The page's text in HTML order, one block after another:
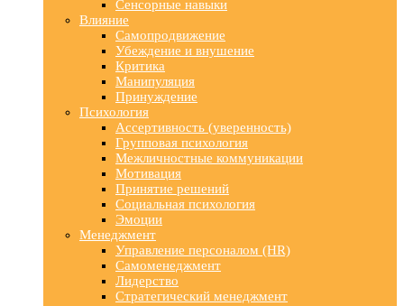
Сенсорные навыки
Влияние
Самопродвижение
Убеждение и внушение
Критика
Манипуляция
Принуждение
Психология
Ассертивность (уверенность)
Групповая психология
Межличностные коммуникации
Мотивация
Принятие решений
Социальная психология
Эмоции
Менеджмент
Управление персоналом (HR)
Самоменеджмент
Лидерство
Стратегический менеджмент